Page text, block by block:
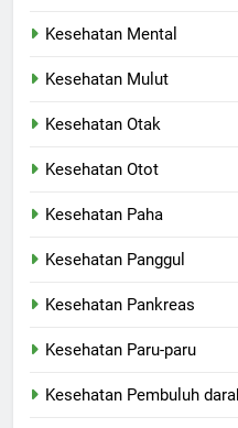
Kesehatan Mental
Kesehatan Mulut
Kesehatan Otak
Kesehatan Otot
Kesehatan Paha
Kesehatan Panggul
Kesehatan Pankreas
Kesehatan Paru-paru
Kesehatan Pembuluh